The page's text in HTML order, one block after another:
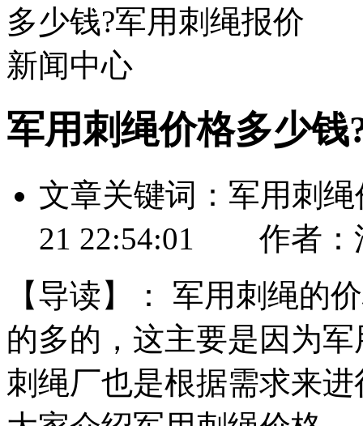
多少钱?军用刺绳报价
新闻中心
军用刺绳价格多少钱
文章关键词：军用刺
21 22:54:01 作者
【导读】：
军用刺绳的
的多的，这主要是因为
刺绳厂也是根据需求来